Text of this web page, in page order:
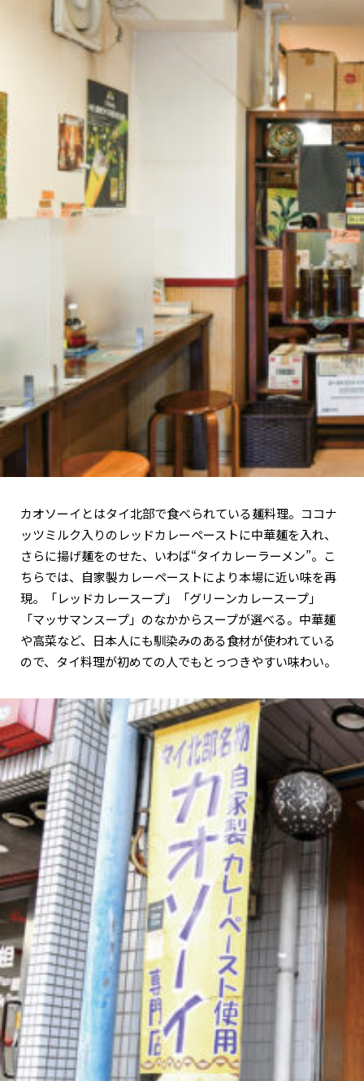
カオソーイとはタイ北部で食べられている麺料理。ココナ
ッツミルク入りのレッドカレーペーストに中華麺を入れ、
さらに揚げ麺をのせた、いわば“タイカレーラーメン”。こ
ちらでは、自家製カレーペーストにより本場に近い味を再
現。「レッドカレースープ」「グリーンカレースープ」
「マッサマンスープ」のなかからスープが選べる。中華麺
や高菜など、日本人にも馴染みのある食材が使われている
ので、タイ料理が初めての人でもとっつきやすい味わい。